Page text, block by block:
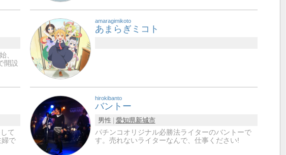
、
開設
amaragimikoto
あまらぎミコト
て
婦で
hirokibanto
バントー
男性 愛知県新城市
パチンコオリジナル必勝法ライターのバントーで
す。売れないライターなんで、仕事ください!